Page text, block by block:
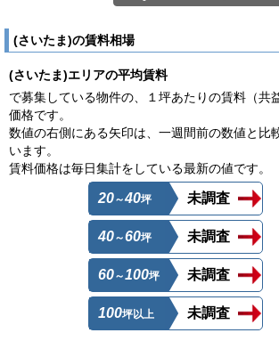
(さいたま)の賃料相場
(さいたま)エリアの平均賃料
で募集している物件の、１坪あたりの賃料（共
価格です。
数値の右側にある矢印は、一週間前の数値と比
います。
賃料価格は毎日集計をしている最新の値です。
20～40坪 未調査
40～60坪 未調査
60～100坪 未調査
100坪以上 未調査